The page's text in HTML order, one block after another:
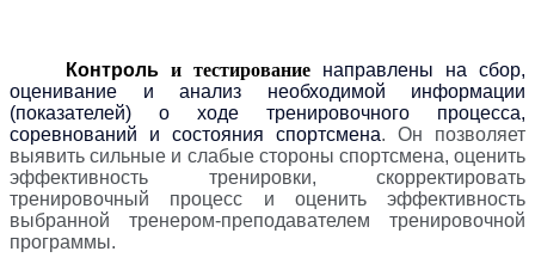
Контрольи тестирование
направлены на сбор,
оценивание и анализ необходимой информации
(показателей) о ходе тренировочного процесса,
соревнований и состояния спортсмена. Он позволяет
выявить сильные и слабые стороны спортсмена, оценить
эффективность тренировки, скорректировать
тренировочный процесс и оценить эффективность
выбранной тренером-преподавателем тренировочной
программы.